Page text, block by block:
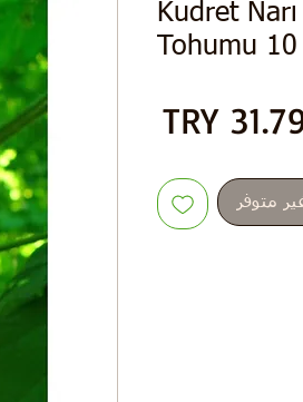
Kudret
Tohumu
السعر
متوفر